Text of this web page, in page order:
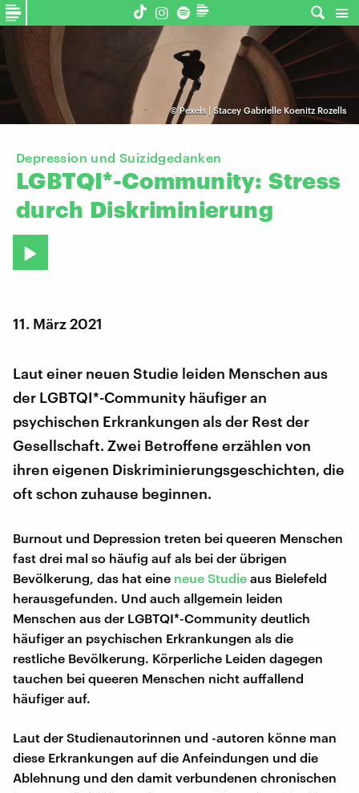
© Pexels | Stacey Gabrielle Koenitz Rozells
Depression und Suizidgedanken
LGBTQI*-Community: Stress
durch Diskriminierung
11. März 2021
Laut einer neuen Studie leiden Menschen aus
der LGBTQI*-Community häufiger an
psychischen Erkrankungen als der Rest der
Gesellschaft. Zwei Betroffene erzählen von
ihren eigenen Diskriminierungsgeschichten, die
oft schon zuhause beginnen.
Burnout und Depression treten bei queeren Menschen
fast drei mal so häufig auf als bei der übrigen
Bevölkerung, das hat eine neue Studie aus Bielefeld
herausgefunden. Und auch allgemein leiden
Menschen aus der LGBTQI*-Community deutlich
häufiger an psychischen Erkrankungen als die
restliche Bevölkerung. Körperliche Leiden dagegen
tauchen bei queeren Menschen nicht auffallend
häufiger auf.
Laut der Studienautorinnen und -autoren könne man
diese Erkrankungen auf die Anfeindungen und die
Ablehnung und den damit verbundenen chronischen